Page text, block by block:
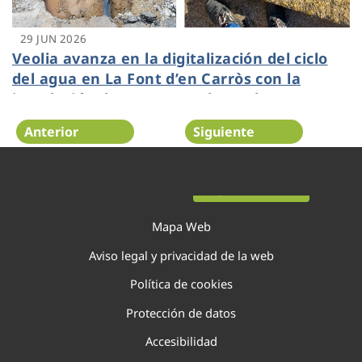
29 JUN 2026
Veolia avanza en la digitalización del ciclo
del agua en La Font d’en Carròs con la
instalación de 2250 contadores de
telelectura
Anterior Siguiente
Mapa Web
Aviso legal y privacidad de la web
Política de cookies
Protección de datos
Accesibilidad